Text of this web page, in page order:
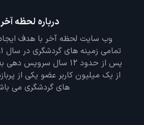
درباره لحظه آخر
وب سایت لحظه آخر با هدف
پس از حدود 12 سال
از یک میلیون کاربر عضو یکی از
های گردشگری می